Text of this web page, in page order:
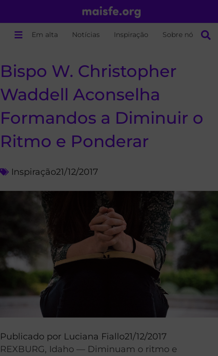
Em alta Notícias Inspiração Sobre nós
Bispo W. Christopher
Waddell Aconselha
Formandos a Diminuir o
Ritmo e Ponderar
Inspiração21/12/2017
Publicado por Luciana Fiallo21/12/2017
REXBURG, Idaho — Diminuam o ritmo e